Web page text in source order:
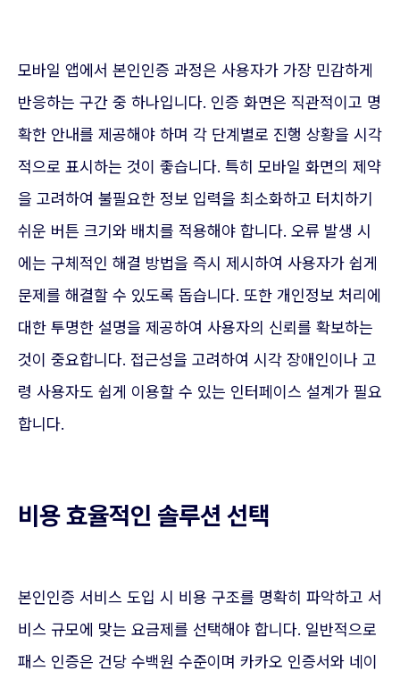
모바일 앱에서 본인인증 과정은 사용자가 가장 민감하게
반응하는 구간 중 하나입니다. 인증 화면은 직관적이고 명
확한 안내를 제공해야 하며 각 단계별로 진행 상황을 시각
적으로 표시하는 것이 좋습니다. 특히 모바일 화면의 제약
을 고려하여 불필요한 정보 입력을 최소화하고 터치하기
쉬운 버튼 크기와 배치를 적용해야 합니다. 오류 발생 시
에는 구체적인 해결 방법을 즉시 제시하여 사용자가 쉽게
문제를 해결할 수 있도록 돕습니다. 또한 개인정보 처리에
대한 투명한 설명을 제공하여 사용자의 신뢰를 확보하는
것이 중요합니다. 접근성을 고려하여 시각 장애인이나 고
령 사용자도 쉽게 이용할 수 있는 인터페이스 설계가 필요
합니다.
비용 효율적인 솔루션 선택
본인인증 서비스 도입 시 비용 구조를 명확히 파악하고 서
비스 규모에 맞는 요금제를 선택해야 합니다. 일반적으로
패스 인증은 건당 수백원 수준이며 카카오 인증서와 네이